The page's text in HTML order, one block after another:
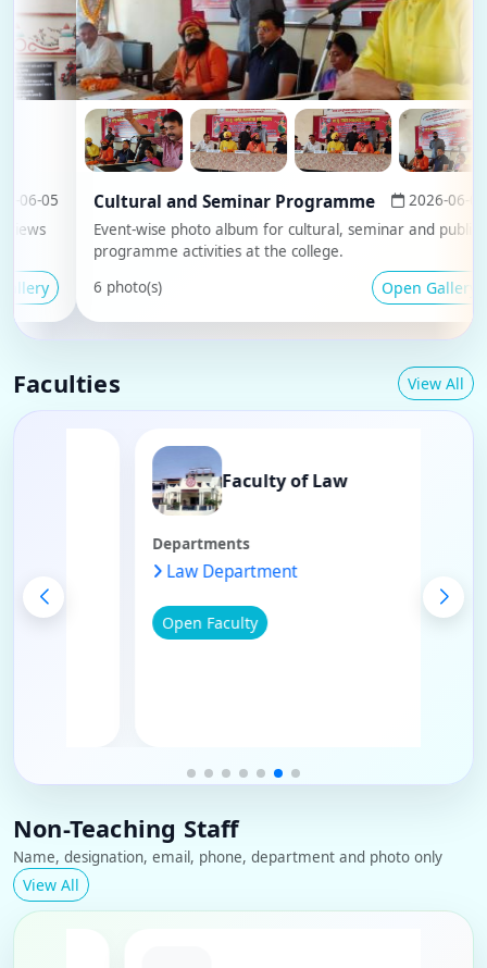
Cultural and Seminar Programme
2026-06-04
Event-wise photo album for cultural, seminar and public
programme activities at the college.
6 photo(s)
Open Gallery
Faculties View All
Faculty of Law
Departments
Law Department
Open Faculty
Non-Teaching Staff
Name, designation, email, phone, department and photo only
View All